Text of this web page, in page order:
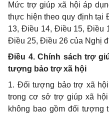
Mức trợ giúp xã hội áp
thực hiện theo quy định
13, Điều 14, Điều 15, Điều
Điều 25, Điều 26 của Nghị
Điều 4. Chính sách trợ
tượng bảo trợ xã hội
1. Đối tượng bảo trợ xã
trong cơ sở trợ giúp xã
không bao gồm đối